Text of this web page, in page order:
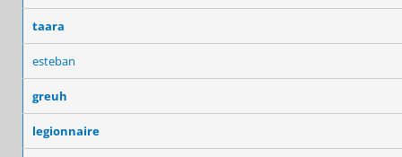
taara
esteban
greuh
legionnaire